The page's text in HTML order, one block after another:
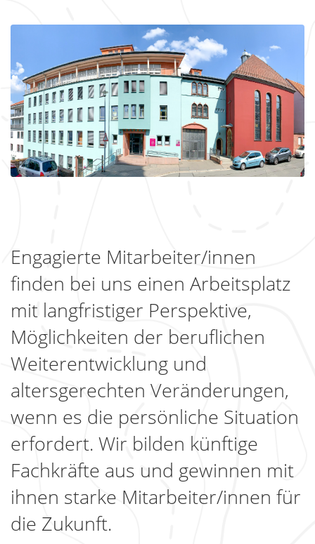
Engagierte Mitarbeiter/innen
finden bei uns einen Arbeitsplatz
mit langfristiger Perspektive,
Möglichkeiten der beruflichen
Weiterentwicklung und
altersgerechten Veränderungen,
wenn es die persönliche Situation
erfordert. Wir bilden künftige
Fachkräfte aus und gewinnen mit
ihnen starke Mitarbeiter/innen für
die Zukunft.